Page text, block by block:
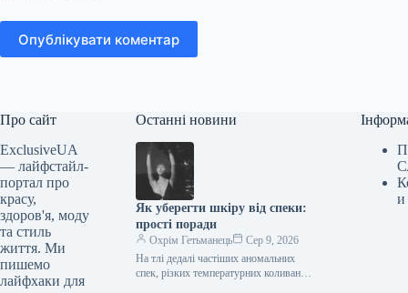
Опублікувати коментар
Про сайт
ExclusiveUA
— лайфстайл-
портал про
красу,
здоров'я, моду
та стиль
життя. Ми
пишемо
лайфхаки для
Останні новини
Як уберегти шкіру від спеки:
прості поради
Охрім Гетьманець
Сер 9, 2026
На тлі дедалі частіших аномальних
спек, різких температурних коливань
и